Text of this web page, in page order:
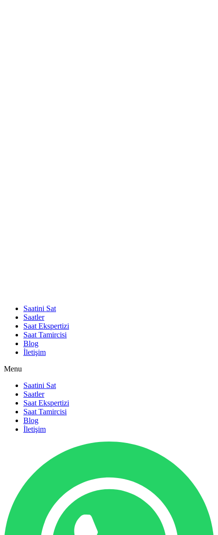
Saatini Sat
Saatler
Saat Ekspertizi
Saat Tamircisi
Blog
İletişim
Menu
Saatini Sat
Saatler
Saat Ekspertizi
Saat Tamircisi
Blog
İletişim